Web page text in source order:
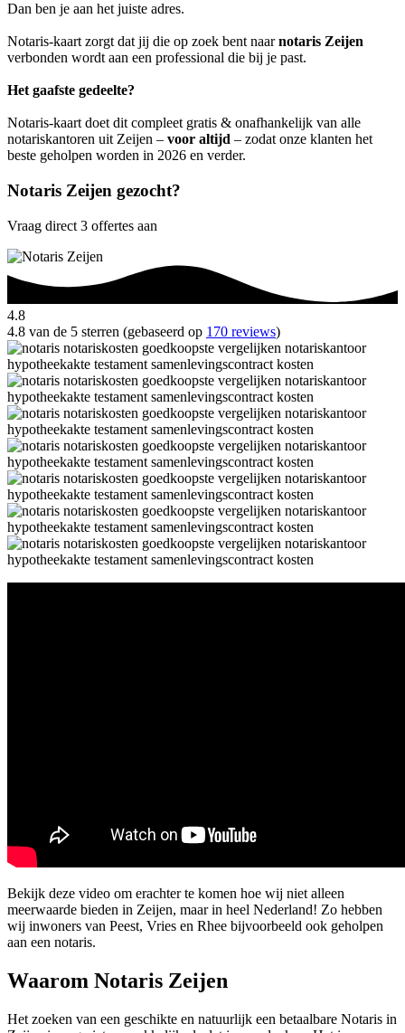
Dan ben je aan het juiste adres.
Notaris-kaart zorgt dat jij die op zoek bent naarnotaris Zeijen
verbonden wordt aan een professional die bij je past.
Het gaafste gedeelte?
Notaris-kaart doet dit compleet gratis & onafhankelijk van alle
notariskantoren uit Zeijen – voor altijd – zodat onze klanten het
beste geholpen worden in 2026 en verder.
Notaris Zeijen gezocht?
Vraag direct 3 offertes aan
4.8
4.8 van de 5 sterren (gebaseerd op 170 reviews)
Bekijk deze video om erachter te komen hoe wij niet alleen
meerwaarde bieden in Zeijen, maar in heel Nederland! Zo hebben
wij inwoners van Peest, Vries en Rhee bijvoorbeeld ook geholpen
aan een notaris.
Waarom Notaris Zeijen
Het zoeken van een geschikte en natuurlijk een betaalbare Notaris in